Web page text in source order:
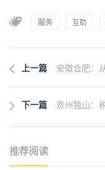
服务 互助
上一篇 安徽合肥：
下一篇 贵州独山：
推荐阅读